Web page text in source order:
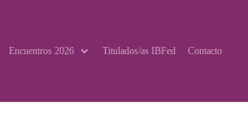
Encuentros 2026 Titulados/as IBFed Contacto